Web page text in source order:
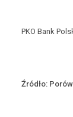
PKO Bank
Źródło: